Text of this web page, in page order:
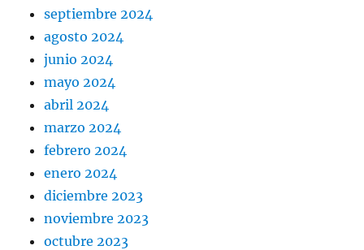
septiembre 2024
agosto 2024
junio 2024
mayo 2024
abril 2024
marzo 2024
febrero 2024
enero 2024
diciembre 2023
noviembre 2023
octubre 2023